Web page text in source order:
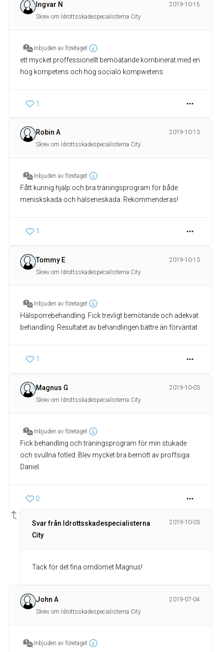
Ingvar N
2019-10-15
Skrev om Idrottsskadespecialisterna City
Inbjuden av företaget
ett mycket proffessionellt bemöätande kombinerat med en
hög kompetens och hög socialö kompwetens
1
Robin A
2019-10-13
Skrev om Idrottsskadespecialisterna City
Inbjuden av företaget
Fått kunnig hjälp och bra träningsprogram för både
meniskskada och hälseneskada. Rekommenderas!
1
Tommy E
2019-10-13
Skrev om Idrottsskadespecialisterna City
Inbjuden av företaget
Hälsporrebehandling. Fick trevligt bemötande och adekvat
behandling. Resultatet av behandlingen bättre än förväntat
1
Magnus G
2019-10-03
Skrev om Idrottsskadespecialisterna City
Inbjuden av företaget
Fick behandling och träningsprogram för min stukade
och svullna fotled. Blev mycket bra bemött av proffsiga
Daniel.
0
Svar från Idrottsskadespecialisterna
City
2019-10-03
Tack för det fina omdömet Magnus!
John A
2019-07-04
Skrev om Idrottsskadespecialisterna City
Inbjuden av företaget